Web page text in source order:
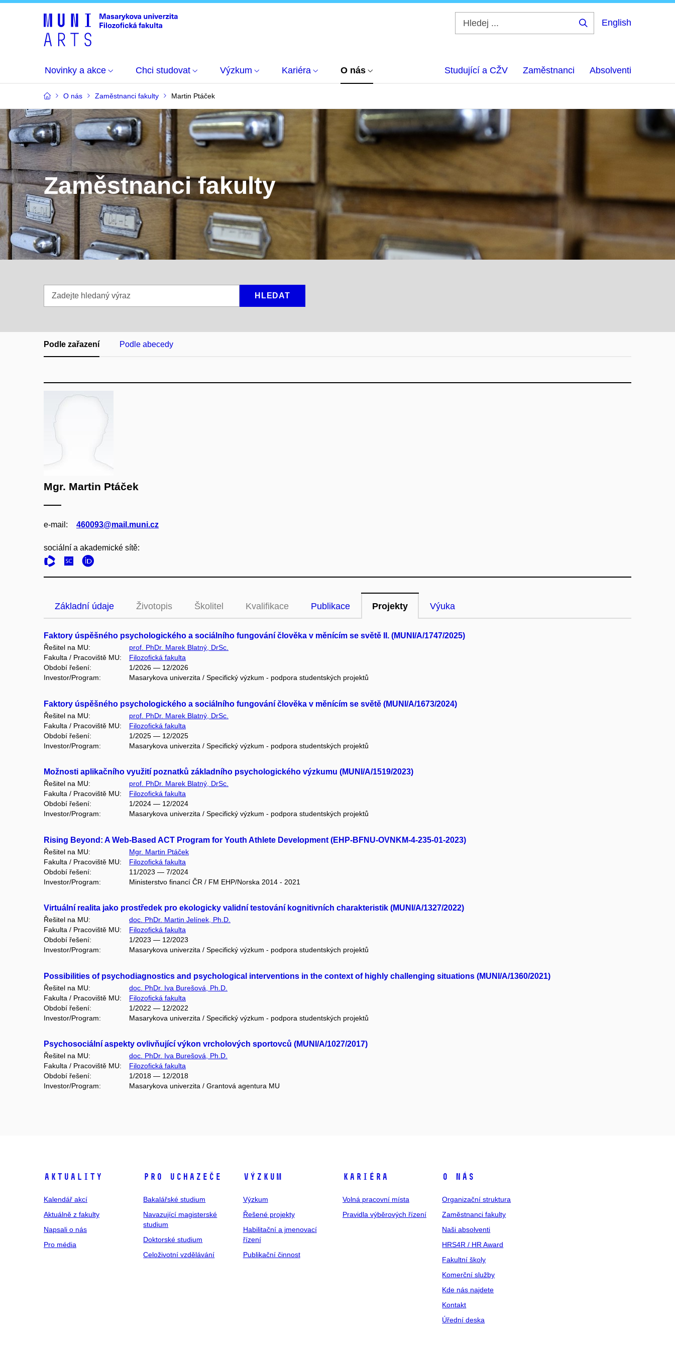
English
Novinky a akce Chci studovat Výzkum Kariéra O nás Studující a CŽV Zaměstnanci Absolventi
O nás Zaměstnanci fakulty Martin Ptáček
Zaměstnanci fakulty
hledaný
HLEDAT
Podle zařazení Podle abecedy
Mgr. Martin Ptáček
e‑mail: 460093@mail.muni.cz
sociální a akademické sítě:
Základní údaje Životopis Školitel Kvalifikace Publikace Projekty Výuka
Faktory úspěšného psychologického a sociálního fungování člověka v měnícím se světě II. (MUNI/A/1747/2025)
Řešitel na MU:
prof. PhDr. Marek Blatný, DrSc.
Fakulta / Pracoviště MU:
Filozofická fakulta
Období řešení:
1/2026 — 12/2026
Investor/Program:
Masarykova univerzita / Specifický výzkum - podpora studentských projektů
Faktory úspěšného psychologického a sociálního fungování člověka v měnícím se světě (MUNI/A/1673/2024)
Řešitel na MU:
prof. PhDr. Marek Blatný, DrSc.
Fakulta / Pracoviště MU:
Filozofická fakulta
Období řešení:
1/2025 — 12/2025
Investor/Program:
Masarykova univerzita / Specifický výzkum - podpora studentských projektů
Možnosti aplikačního využití poznatků základního psychologického výzkumu (MUNI/A/1519/2023)
Řešitel na MU:
prof. PhDr. Marek Blatný, DrSc.
Fakulta / Pracoviště MU:
Filozofická fakulta
Období řešení:
1/2024 — 12/2024
Investor/Program:
Masarykova univerzita / Specifický výzkum - podpora studentských projektů
Rising Beyond: A Web-Based ACT Program for Youth Athlete Development (EHP-BFNU-OVNKM-4-235-01-2023)
Řešitel na MU:
Mgr. Martin Ptáček
Fakulta / Pracoviště MU:
Filozofická fakulta
Období řešení:
11/2023 — 7/2024
Investor/Program:
Ministerstvo financí ČR / FM EHP/Norska 2014 - 2021
Virtuální realita jako prostředek pro ekologicky validní testování kognitivních charakteristik (MUNI/A/1327/2022)
Řešitel na MU:
doc. PhDr. Martin Jelínek, Ph.D.
Fakulta / Pracoviště MU:
Filozofická fakulta
Období řešení:
1/2023 — 12/2023
Investor/Program:
Masarykova univerzita / Specifický výzkum - podpora studentských projektů
Possibilities of psychodiagnostics and psychological interventions in the context of highly challenging situations (MUNI/A/1360/2021)
Řešitel na MU:
doc. PhDr. Iva Burešová, Ph.D.
Fakulta / Pracoviště MU:
Filozofická fakulta
Období řešení:
1/2022 — 12/2022
Investor/Program:
Masarykova univerzita / Specifický výzkum - podpora studentských projektů
Psychosociální aspekty ovlivňující výkon vrcholových sportovců (MUNI/A/1027/2017)
Řešitel na MU:
doc. PhDr. Iva Burešová, Ph.D.
Fakulta / Pracoviště MU:
Filozofická fakulta
Období řešení:
1/2018 — 12/2018
Investor/Program:
Masarykova univerzita / Grantová agentura MU
Aktuality
Kalendář akcí
Aktuálně z fakulty
Napsali o nás
Pro média
Pro uchazeče
Bakalářské studium
Navazující magisterské
studium
Doktorské studium
Celoživotní vzdělávání
Výzkum
Výzkum
Řešené projekty
Habilitační a jmenovací
řízení
Publikační činnost
Kariéra
Volná pracovní místa
Pravidla výběrových řízení
O nás
Organizační struktura
Zaměstnanci fakulty
Naši absolventi
HRS4R / HR Award
Fakultní školy
Komerční služby
Kde nás najdete
Kontakt
Úřední deska